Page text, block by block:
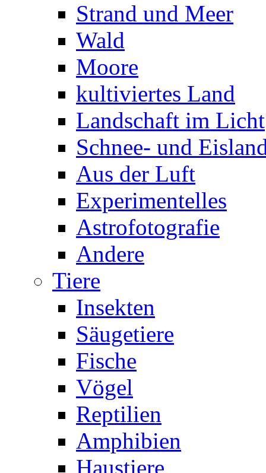
Strand und Meer
Wald
Moore
kultiviertes Land
Landschaft im Licht
Schnee- und
Aus der Luft
Experimentelles
Astrofotografie
Andere
Tiere
Insekten
Säugetiere
Fische
Vögel
Reptilien
Amphibien
Haustiere